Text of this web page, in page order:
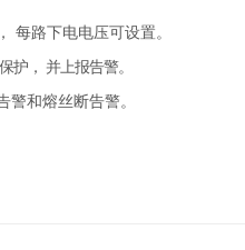
每路下电电压可设置。
护， 并上报告警。
警和熔丝断告警。